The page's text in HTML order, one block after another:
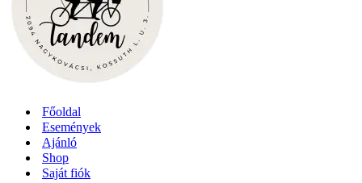
Főoldal
Események
Ajánló
Shop
Saját fiók